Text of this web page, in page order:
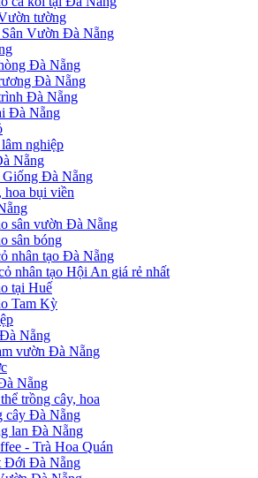
tường
Sân Vườn Đà Nẵng
Đà Nẵng
Đà Nẵng
Đà Nẵng
Đà Nẵng
nghiệp
Nẵng
Đà Nẵng
hoa bụi viền
sân vườn Đà Nẵng
sân bóng
nhân tạo Đà Nẵng
nhân tạo Hội An giá rẻ nhất
tại Huế
Tam Kỳ
Nẵng
vườn Đà Nẵng
Nẵng
trồng cây, hoa
cây Đà Nẵng
lan Đà Nẵng
- Trà Hoa Quán
Đới Đà Nẵng